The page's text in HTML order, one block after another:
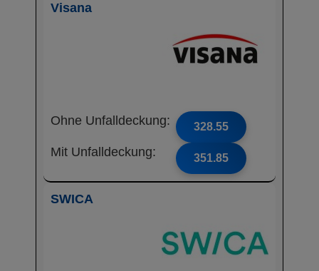
Visana
Ohne Unfalldeckung: 328.55
Mit Unfalldeckung: 351.85
SWICA